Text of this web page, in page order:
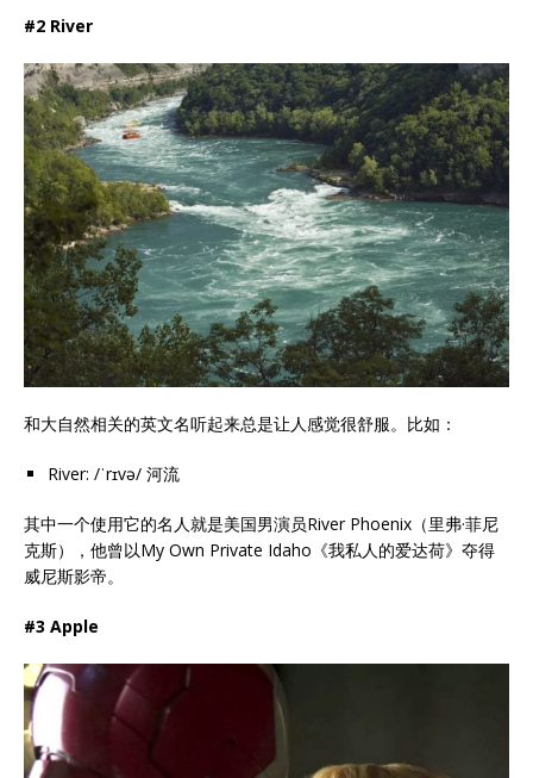
#2 River
和大自然相关的英文名听起来总是让人感觉很舒服。比如：
River: /ˈrɪvə/ 河流
其中一个使用它的名人就是美国男演员River Phoenix（里弗·菲尼
克斯），他曾以My Own Private Idaho《我私人的爱达荷》夺得
威尼斯影帝。
#3 Apple